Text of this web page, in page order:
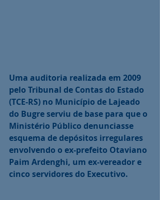
Uma auditoria realizada em 2009
pelo Tribunal de Contas do Estado
(TCE-RS) no Município de Lajeado
do Bugre serviu de base para que o
Ministério Público denunciasse
esquema de depósitos irregulares
envolvendo o ex-prefeito Otaviano
Paim Ardenghi, um ex-vereador e
cinco servidores do Executivo.